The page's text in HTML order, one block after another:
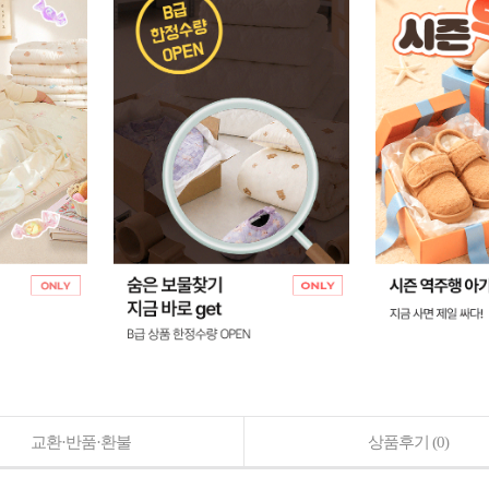
교환·반품·환불 상품후기 (0)